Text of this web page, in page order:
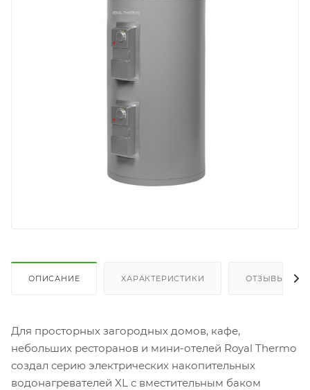
ОПИСАНИЕ ХАРАКТЕРИСТИКИ ОТЗЫВЫ
Для просторных загородных домов, кафе,
небольших ресторанов и мини-отелей Royal Thermo
создал серию электрических накопительных
водонагревателей XL с вместительным баком